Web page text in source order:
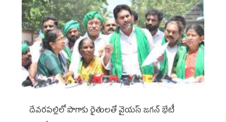
దేవరపల్లిలో పొగాకు రైతులతో వైయస్ జగన్ భేటీ